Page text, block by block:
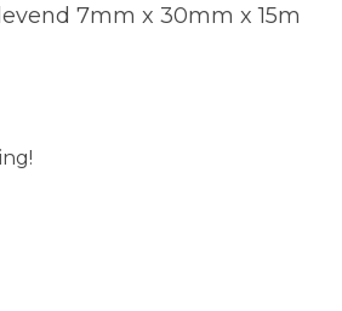
7mm x 30mm x 15m